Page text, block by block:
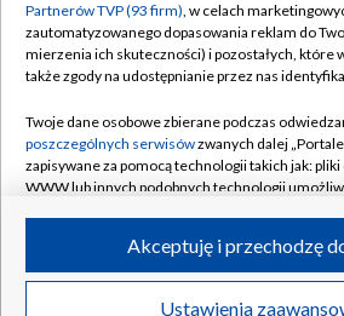
Biuro Reklamy
Oferta
Emisja w TVP
Rada
Ogłoszenia
Akademia
Moje zgody
Biuro reklamy
Kanały
©2026 Telewizja Polska Spółka
Partnerów TVP (93 firm), w celach
zautomatyzowanego dopasowania reklam do
mierzenia ich skuteczności) i pozostałych, które
także zgody na udostępnianie przez nas
Twoje dane osobowe zbierane podczas
poszczególnych serwisówzwanych dalej
zapisywane za pomocą technologii takich jak:
WWW lub innych podobnych technologii
ruchu w Internecie.
Twoje dane osobowe zbierane podczas
Ustawienia
Akceptuję i przechodzę